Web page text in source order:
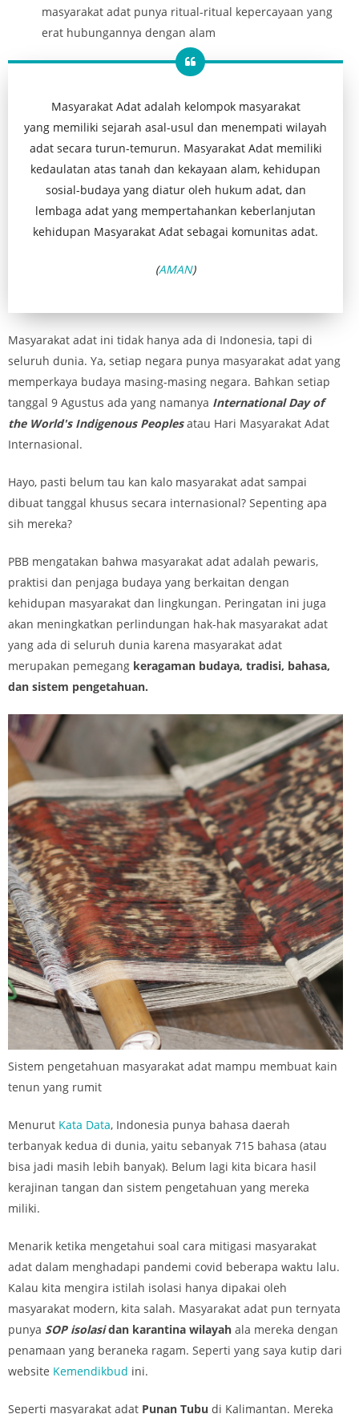
masyarakat adat punya ritual-ritual kepercayaan yang
erat hubungannya dengan alam
Masyarakat Adat adalah kelompok masyarakat
yang memiliki sejarah asal-usul dan menempati wilayah
adat secara turun-temurun. Masyarakat Adat memiliki
kedaulatan atas tanah dan kekayaan alam, kehidupan
sosial-budaya yang diatur oleh hukum adat, dan
lembaga adat yang mempertahankan keberlanjutan
kehidupan Masyarakat Adat sebagai komunitas adat.
(AMAN)
Masyarakat adat ini tidak hanya ada di Indonesia, tapi di
seluruh dunia. Ya, setiap negara punya masyarakat adat yang
memperkaya budaya masing-masing negara. Bahkan setiap
tanggal 9 Agustus ada yang namanya International Day of
the World's Indigenous Peoplesatau Hari Masyarakat Adat
Internasional.
Hayo, pasti belum tau kan kalo masyarakat adat sampai
dibuat tanggal khusus secara internasional? Sepenting apa
sih mereka?
PBB mengatakan bahwa masyarakat adat adalah pewaris,
praktisi dan penjaga budaya yang berkaitan dengan
kehidupan masyarakat dan lingkungan. Peringatan ini juga
akan meningkatkan perlindungan hak-hak masyarakat adat
yang ada di seluruh dunia karena masyarakat adat
merupakan pemegang keragaman budaya, tradisi, bahasa,
dan sistem pengetahuan.
Sistem pengetahuan masyarakat adat mampu membuat kain
tenun yang rumit
Menurut Kata Data, Indonesia punya bahasa daerah
terbanyak kedua di dunia, yaitu sebanyak 715 bahasa (atau
bisa jadi masih lebih banyak). Belum lagi kita bicara hasil
kerajinan tangan dan sistem pengetahuan yang mereka
miliki.
Menarik ketika mengetahui soal cara mitigasi masyarakat
adat dalam menghadapi pandemi covid beberapa waktu lalu.
Kalau kita mengira istilah isolasi hanya dipakai oleh
masyarakat modern, kita salah. Masyarakat adat pun ternyata
punya SOP isolasidan karantina wilayah ala mereka dengan
penamaan yang beraneka ragam. Seperti yang saya kutip dari
website Kemendikbud ini.
Seperti masyarakat adat Punan Tubu di Kalimantan. Mereka